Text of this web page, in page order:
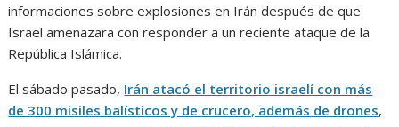
informaciones sobre explosiones en Irán después de que
Israel amenazara con responder a un reciente ataque de la
República Islámica.
El sábado pasado, Irán atacó el territorio israelí con más
de 300 misiles balísticos y de crucero, además de drones,